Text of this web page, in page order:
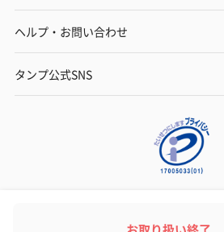
ヘルプ・お問い合わせ
タンプ公式SNS
Copyright© TANP Inc.